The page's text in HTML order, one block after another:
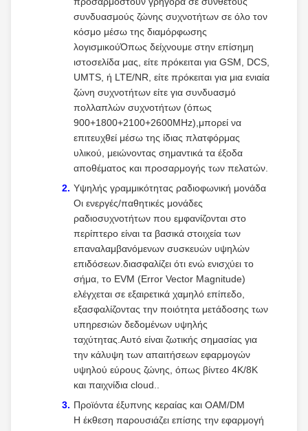
συνδυασμούς ζώνης συχνοτήτων σε όλο τον
κόσμο μέσω της διαμόρφωσης
λογισμικούΌπως δείχνουμε στην επίσημη
ιστοσελίδα μας, είτε πρόκειται για GSM, DCS,
UMTS, ή LTE/NR, είτε πρόκειται για μια ενιαία
ζώνη συχνοτήτων είτε για συνδυασμό
πολλαπλών συχνοτήτων (όπως
900+1800+2100+2600MHz),μπορεί να
επιτευχθεί μέσω της ίδιας πλατφόρμας
υλικού, μειώνοντας σημαντικά τα έξοδα
αποθέματος και προσαρμογής των πελατών.
Υψηλής γραμμικότητας ραδιοφωνική μονάδα
Οι ενεργές/παθητικές μονάδες
ραδιοσυχνοτήτων που εμφανίζονται στο
περίπτερο είναι τα βασικά στοιχεία των
επαναλαμβανόμενων συσκευών υψηλών
επιδόσεων.διασφαλίζει ότι ενώ ενισχύει το
σήμα, το EVM (Error Vector Magnitude)
ελέγχεται σε εξαιρετικά χαμηλό επίπεδο,
εξασφαλίζοντας την ποιότητα μετάδοσης των
υπηρεσιών δεδομένων υψηλής
ταχύτητας.Αυτό είναι ζωτικής σημασίας για
την κάλυψη των απαιτήσεων εφαρμογών
υψηλού εύρους ζώνης, όπως βίντεο 4K/8K
και παιχνίδια cloud..
Προϊόντα έξυπνης κεραίας και OAM/DM
Η έκθεση παρουσιάζει επίσης την εφαρμογή